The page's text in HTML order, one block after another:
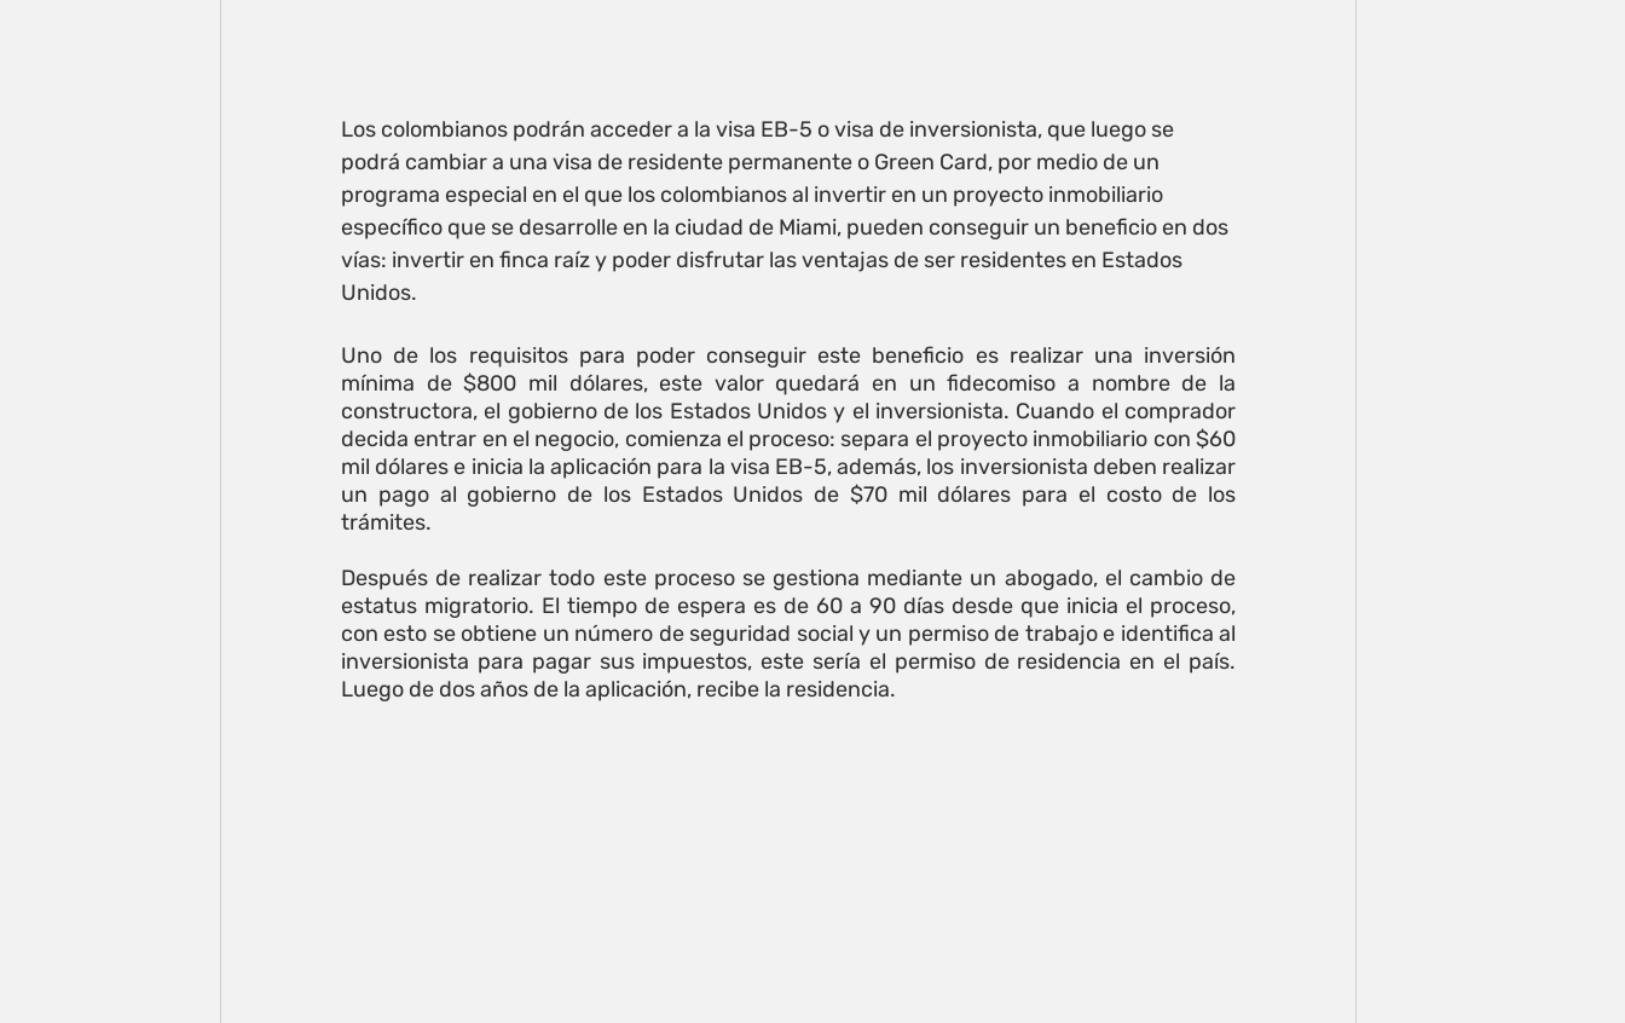
Los colombianos podrán acceder a la visa EB-5 o visa de inversionista, que luego se
podrá cambiar a una visa de residente permanente o Green Card, por medio de un
programa especial en el que los colombianos al invertir en un proyecto inmobiliario
específico que se desarrolle en la ciudad de Miami, pueden conseguir un beneficio en dos
vías: invertir en finca raíz y poder disfrutar las ventajas de ser residentes en Estados
Unidos.
Uno de los requisitos para poder conseguir este beneficio es realizar una inversión
mínima de $800 mil dólares, este valor quedará en un fidecomiso a nombre de la
constructora, el gobierno de los Estados Unidos y el inversionista. Cuando el comprador
decida entrar en el negocio, comienza el proceso: separa el proyecto inmobiliario con $60
mil dólares e inicia la aplicación para la visa EB-5, además, los inversionista deben realizar
un pago al gobierno de los Estados Unidos de $70 mil dólares para el costo de los
trámites.
Después de realizar todo este proceso se gestiona mediante un abogado, el cambio de
estatus migratorio. El tiempo de espera es de 60 a 90 días desde que inicia el proceso,
con esto se obtiene un número de seguridad social y un permiso de trabajo e identifica al
inversionista para pagar sus impuestos, este sería el permiso de residencia en el país.
Luego de dos años de la aplicación, recibe la residencia.